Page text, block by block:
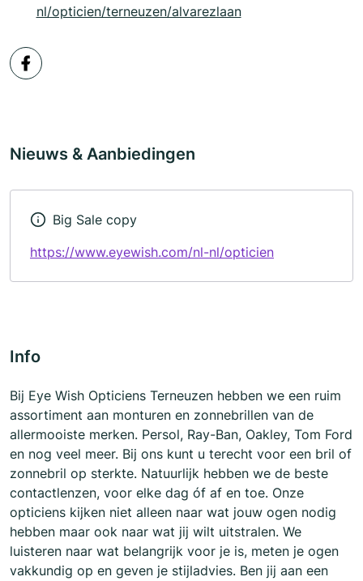
nl/opticien/terneuzen/alvarezlaan
Nieuws & Aanbiedingen
Big Sale copy
https://www.eyewish.com/nl-nl/opticien
Info
Bij Eye Wish Opticiens Terneuzen hebben we een ruim
assortiment aan monturen en zonnebrillen van de
allermooiste merken. Persol, Ray-Ban, Oakley, Tom Ford
en nog veel meer. Bij ons kunt u terecht voor een bril of
zonnebril op sterkte. Natuurlijk hebben we de beste
contactlenzen, voor elke dag óf af en toe. Onze
opticiens kijken niet alleen naar wat jouw ogen nodig
hebben maar ook naar wat jij wilt uitstralen. We
luisteren naar wat belangrijk voor je is, meten je ogen
vakkundig op en geven je stijladvies. Ben jij aan een